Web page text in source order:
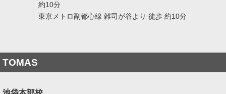
約10分
東京メトロ副都心線 雑司が谷より 徒歩 約10分
TOMAS